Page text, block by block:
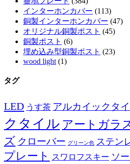
インターホンカバー (113)
銅製インターホンカバー (47)
オリジナル銅製ポスト (45)
銅製ポスト (6)
埋め込み型銅製ポスト (23)
wood light (1)
タグ
LED うす茶 アルカイックタ
クタイル アートガラ
ズ クローバー グリーン色 ステン
プレート スワロフスキー ソ